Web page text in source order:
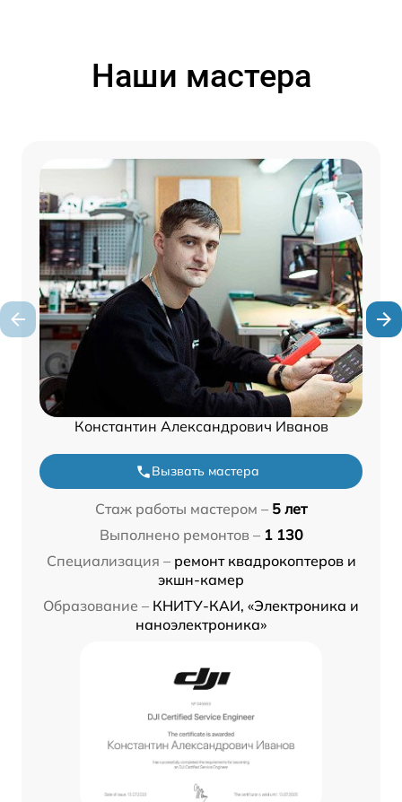
Наши мастера
Константин Александрович Иванов
Вызвать мастера
Стаж работы мастером – 5 лет
Выполнено ремонтов – 1 130
Специализация – ремонт квадрокоптеров и
экшн-камер
Образование – КНИТУ-КАИ, «Электроника и
наноэлектроника»